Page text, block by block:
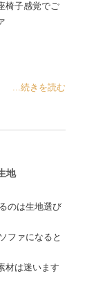
椅子感覚でご
...続きを読む
地
のは生地選び
ファになると
材は迷います